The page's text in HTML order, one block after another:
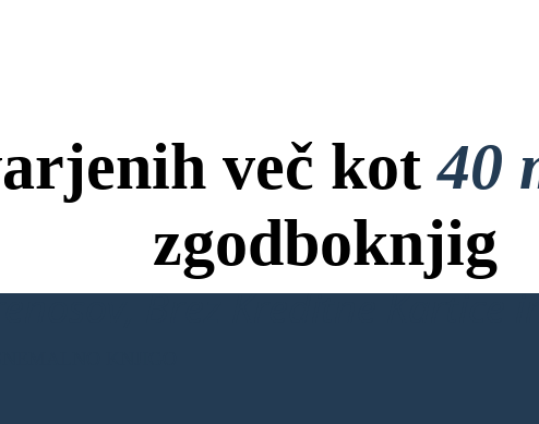
več kot40
zgodboknjig
Brez Kreditne Kartice